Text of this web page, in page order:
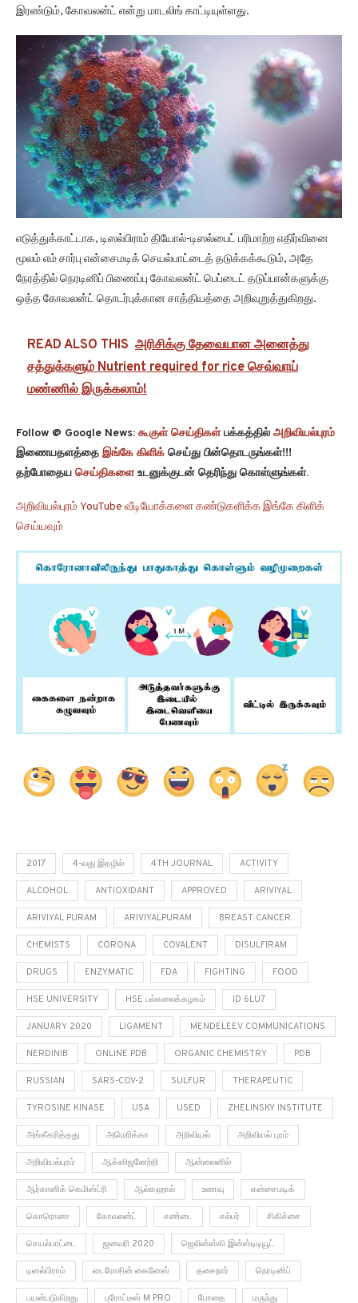
இரண்டும், கோவலன்ட் என்று மாடலிங் காட்டியுள்ளது.
எடுத்துக்காட்டாக, டிஸல்பிராம் தியோல்-டிஸல்பைட் பரிமாற்ற எதிர்வினை
மூலம் எம் சார்பு என்சைமடிக் செயல்பாட்டைத் தடுக்கக்கூடும், அதே
நேரத்தில் நெரடினிப் பிணைப்பு கோவலன்ட் பெப்டைட் தடுப்பான்களுக்கு
ஒத்த கோவலன்ட் தொடர்புக்கான சாத்தியத்தை அறிவுறுத்துகிறது.
READ ALSO THIS அரிசிக்கு தேவையான அனைத்து
சத்துக்களும் Nutrient required for rice செவ்வாய்
மண்ணில் இருக்கலாம்!
Follow @ Google News: கூகுள் செய்திகள்பக்கத்தில் அறிவியல்புரம்
இணையதளத்தை இங்கே கிளிக் செய்து பின்தொடருங்கள்!!!
தற்போதைய செய்திகளைஉடனுக்குடன் தெரிந்து கொள்ளுங்கள்.
அறிவியல்புரம் YouTube வீடியோக்களை கண்டுகளிக்க இங்கே கிளிக்
செய்யவும்
2017 4-வது இதழில் 4TH JOURNAL ACTIVITY
ALCOHOL ANTIOXIDANT APPROVED ARIVIYAL
ARIVIYAL PURAM ARIVIYALPURAM BREAST CANCER
CHEMISTS CORONA COVALENT DISULFIRAM
DRUGS ENZYMATIC FDA FIGHTING FOOD
HSE UNIVERSITY HSE பல்கலைக்கழகம் ID 6LU7
JANUARY 2020 LIGAMENT MENDELEEV COMMUNICATIONS
NERDINIB ONLINE PDB ORGANIC CHEMISTRY PDB
RUSSIAN SARS-COV-2 SULFUR THERAPEUTIC
TYROSINE KINASE USA USED ZHELINSKY INSTITUTE
அங்கீகரித்தது அமெரிக்கா அறிவியல் அறிவியல் புரம்
அறிவியல்புரம் ஆக்ஸிஜனேற்றி ஆன்லைனில்
ஆர்கானிக் கெமிஸ்ட்ரி ஆல்கஹால் உணவு என்சைமடிக்
கொரொனா கோவலன்ட் சண்டை சல்பர் சிகிச்சை
செயல்பாட்டை ஜனவரி 2020 ஜெலின்ஸ்கி இன்ஸ்டிடியூட்
டிஸல்பிராம் டைரோசின் கைனேஸ் தசைநார் நெரடினிப்
பயன்படுகிறது புரோட்டீஸ் M PRO போதை மருந்து